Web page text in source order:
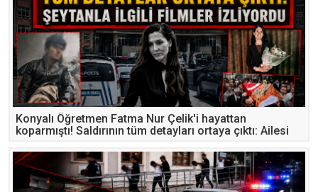
Konyalı Öğretmen Fatma Nur Çelik'i hayattan
koparmıştı! Saldırının tüm detayları ortaya çıktı: Ailesi